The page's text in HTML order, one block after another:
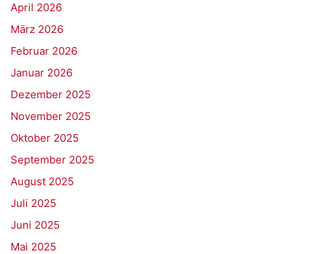
April 2026
März 2026
Februar 2026
Januar 2026
Dezember 2025
November 2025
Oktober 2025
September 2025
August 2025
Juli 2025
Juni 2025
Mai 2025